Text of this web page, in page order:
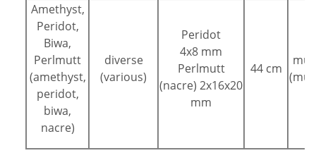
Amethyst,
Peridot,
Biwa,
Perlmutt
(amethyst,
peridot,
biwa,
nacre)
diverse
(various)
Peridot
4x8 mm
Perlmutt
(nacre) 2x16x20
mm
44 cm